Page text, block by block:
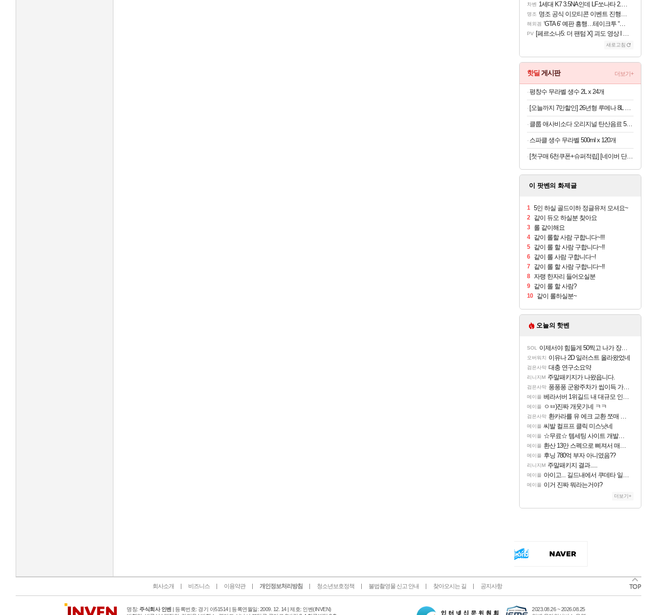
차벤 1세대 K7 3.5NA인데 LF쏘나타 2.0NA 기변하면 유류비 절약이 얼마나 될까요..?
명조 명조 공식 이모티콘 이벤트 진행해봤습니다! 참여부터 추첨까지????
해외겜 ‘GTA 6’ 예판 흥행…테이크투 “내부 예상 크게 넘어”
PV [페르소나5: 더 팬텀 X] 괴도 영상 l 타카마키 안·댄싱 스타
새로고침
핫딜 게시판 더보기+
평창수 무라벨 생수 2L x 24개
[오늘까지 7만할인] 26년형 루메나 8L 오브제 제습기 DRY TOWER
클룹 애사비소다 오리지널 탄산음료 500ml x 12개
스파클 생수 무라벨 500ml x 120개
[첫구매 6천쿠폰+슈퍼적립] [네이버 단독] 셀렉스 프로핏 버라이어티팩(총 8입)
이 팟벤의 화제글
1 5인 하실 골드이하 정글유저 모셔요~
2 같이 듀오 하실분 찾아요
3 롤 같이해요
4 같이 롤할 사람 구합니다~!!!
5 같이 롤 할 사람 구합니다~!!
6 같이 롤 사람 구합니다~!
7 같이 롤 할 사람 구합니다~!!
8 자랭 한자리 들어오실분
9 같이 롤 할 사람?
10 같이 롤하실분~
오늘의 핫벤
SOL 이제서야 힘들게 50찍고 나가 장궁 받았는데...
오버워치 이유나 2D 일러스트 올라왔었네
검은사막 대충 연구소요약
리니지M 주말패키지가 나왔읍니다.
검은사막 풍풍풍 군왕주차가 씹이득 가성비라고 ????
메이플 베라서버 1위길드 내 대규모 인원이탈종용 추정사건
메이플 ㅇㅂ)진짜 개웃기네 ㅋㅋ
검은사막 환카라를 유 에크 교환 쪼매 서운함..
메이플 씨발 컬프프 클릭 미스낫네
메이플 ☆무료☆ 템세팅 사이트 개발자입니다
메이플 환산 13만 스펙으로 삐져서 매주 수로 10만점 치고있으면 ㅋㅋ
메이플 후닝 780억 부자 아니였음??
리니지M 주말패키지 결과.....
메이플 아이고... 길드내에서 쿠데타 일어났네
메이플 이거 진짜 뭐라는거야?
더보기+
회사소개 비즈니스 이용약관 개인정보처리방침 청소년보호정책 불법촬영물 신고 안내 찾아오시는 길 공지사항
명칭: 주식회사 인벤 | 등록번호: 경기 아51514 | 등록연월일: 2009. 12. 14 | 제호: 인벤 (INVEN)
2023.08.26 ~ 2026.08.25